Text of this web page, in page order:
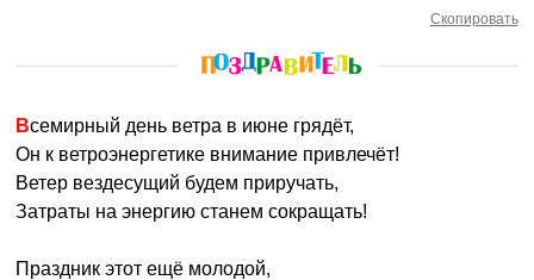
Скопировать
Всемирный день ветра в июне грядёт,
Он к ветроэнергетике внимание привлечёт!
Ветер вездесущий будем приручать,
Затраты на энергию станем сокращать!
Праздник этот ещё молодой,